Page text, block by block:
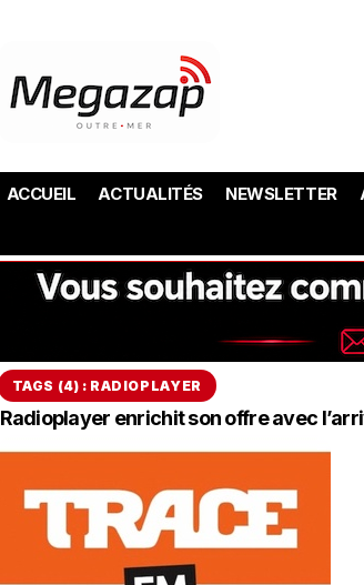
ACCUEIL ACTUALITÉS NEWSLETTER
TAGS (4) : RADIOPLAYER
Radioplayer enrichit son offre avec